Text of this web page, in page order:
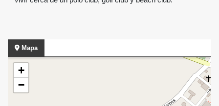
Mapa
+
−